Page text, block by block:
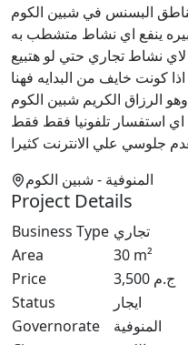
البسنس في شبين الكوم
ينفع اي نشاط متشطب به
لاي نشاط تجاري حتي لو هتبيع
كونت خايف من البدايه فهنا
الرزاق الكريم شبين الكوم
استفسار تلفونيا فقط فقط
جلوسي علي الانترنت كثيرا
المنوفية - شبين الكوم
Project Details
Business Type تجاري
Area
30 m²
Price
3,500 ج.م
Status
ايجار
Governorate
المنوفية